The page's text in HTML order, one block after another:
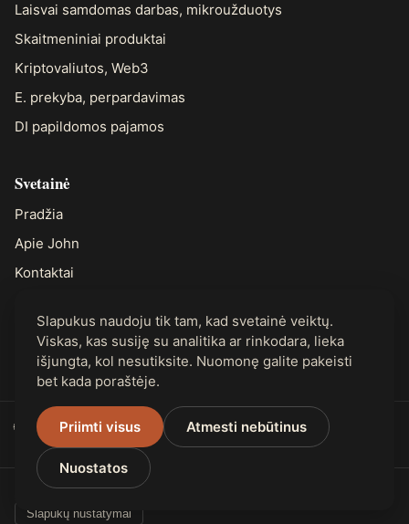
Laisvai samdomas darbas, mikroužduotys
Skaitmeniniai produktai
Kriptovaliutos, Web3
E. prekyba, perpardavimas
DI papildomos pajamos
Svetainė
Pradžia
Apie John
Kontaktai
Teisinė informacija
Privatumas
🌐 Prieinama 31 kalba
© 2026 RELI Journal. Visos teisės saugomos.
Slapukų nustatymai
Slapukus naudoju tik tam, kad svetainė veiktų.
Viskas, kas susiję su analitika ar rinkodara, lieka
išjungta, kol nesutiksite. Nuomonę galite pakeisti
bet kada poraštėje.
Priimti visus Atmesti nebūtinus
Nuostatos